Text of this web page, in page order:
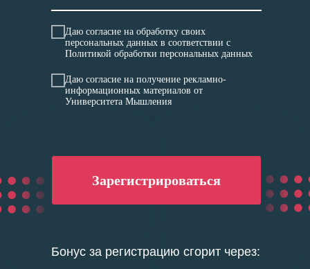
Даю согласие на обработку своих
персональных данных в соответствии с
Политикой обработки персональных данных
Даю согласие на получение рекламно-
информационных материалов от
Университета Мышления
Зарегистрироваться
Бонус за регистрацию сгорит через: